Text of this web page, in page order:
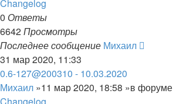
Changelog
0 Ответы
6642Просмотры
Последнее сообщение Михаил
31 мар 2020, 11:33
0.6-127@200310 - 10.03.2020
Михаил »11 мар 2020, 18:58 »в форуме